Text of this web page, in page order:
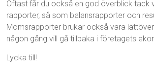
Oftast får du också en god överblick tack
rapporter, så som balansrapporter och
Momsrapporter brukar också vara
någon gång vill gå tillbaka i företagets
Lycka till!